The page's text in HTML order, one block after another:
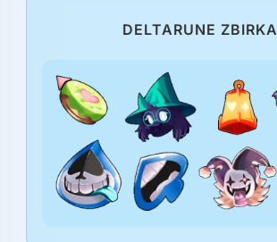
DELTARUNE ZBIRKA